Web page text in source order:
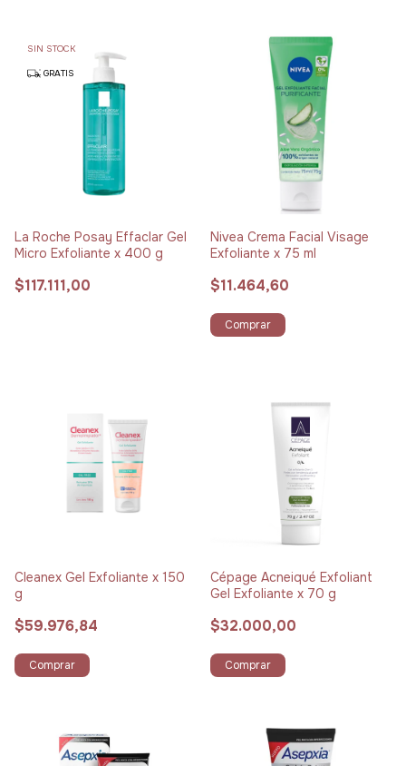
SIN STOCK
GRATIS
La Roche Posay Effaclar Gel
Micro Exfoliante x 400 g
$117.111,00
Nivea Crema Facial Visage
Exfoliante x 75 ml
$11.464,60
Comprar
Cleanex Gel Exfoliante x 150
g
$59.976,84
Comprar
Cépage Acneiqué Exfoliant
Gel Exfoliante x 70 g
$32.000,00
Comprar